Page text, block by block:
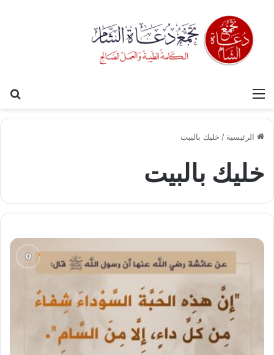
القائمة
الرئيسية / خليك بالبيت
خليك بالبيت